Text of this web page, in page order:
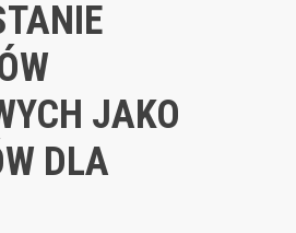
JAKO
DLA